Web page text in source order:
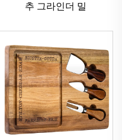
추 그라인더 밀